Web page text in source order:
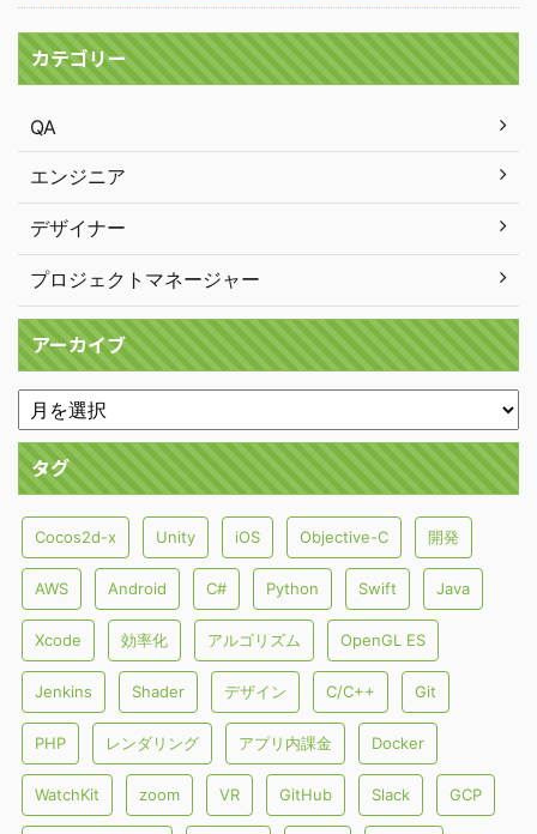
カテゴリー
QA
エンジニア
デザイナー
プロジェクトマネージャー
アーカイブ
タグ
Cocos2d-x Unity iOS Objective-C 開発
AWS Android C# Python Swift Java
Xcode 効率化 アルゴリズム OpenGL ES
Jenkins Shader デザイン C/C++ Git
PHP レンダリング アプリ内課金 Docker
WatchKit zoom VR GitHub Slack GCP